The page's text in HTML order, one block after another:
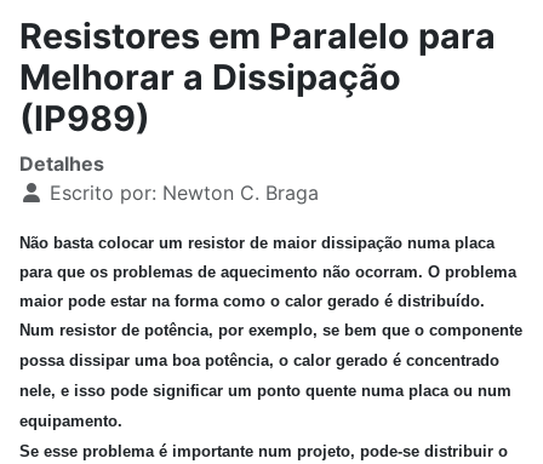
Resistores em Paralelo para
Melhorar a Dissipação
(IP989)
Detalhes
Escrito por: Newton C. Braga
Não basta colocar um resistor de maior dissipação numa placa
para que os problemas de aquecimento não ocorram. O problema
maior pode estar na forma como o calor gerado é distribuído.
Num resistor de potência, por exemplo, se bem que o componente
possa dissipar uma boa potência, o calor gerado é concentrado
nele, e isso pode significar um ponto quente numa placa ou num
equipamento.
Se esse problema é importante num projeto, pode-se distribuir o